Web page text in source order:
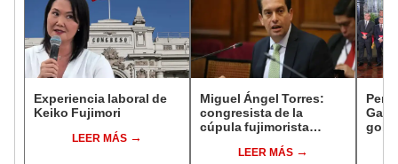
Experiencia laboral de
Keiko Fujimori
LEER MÁS
Miguel Ángel Torres:
congresista de la
cúpula fujimorista
del SenadoLEER MÁS